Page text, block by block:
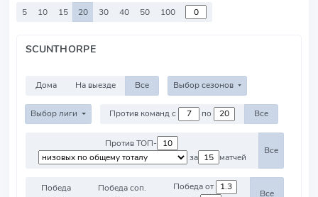
5 10 15 20 30 40 50 100
SCUNTHORPE
Дома На выезде Все Выбор сезонов
Выбор лиги Против команд с по Все
Против ТОП-
за
матчей
Все
Победа
Победа соп.
Победа от
Все